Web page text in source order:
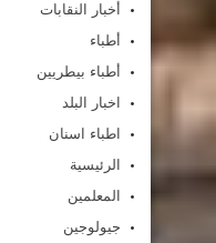
أخبار النقابات
أطباء
أطباء بيطريين
اخبار البلد
اطباء اسنان
الرئيسية
المعلمين
جيولوجين